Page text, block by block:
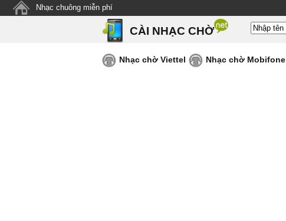
Nhạc chuông miễn phí
CÀI NHẠC CHỜ
Nhạc chờ Viettel Nhạc chờ Mobifone